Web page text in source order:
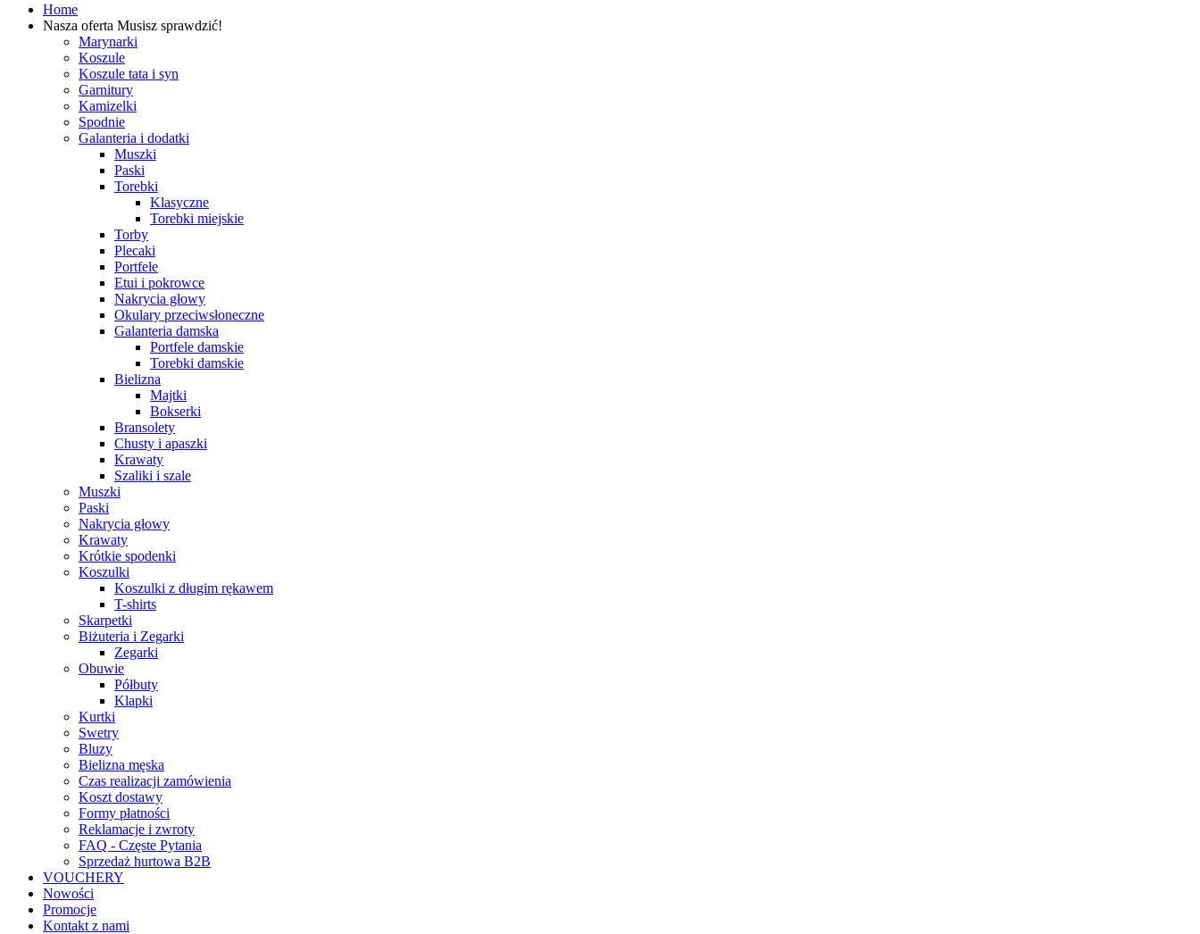
Home
Nasza oferta Musisz sprawdzić!
Marynarki
Koszule
Koszule tata i syn
Garnitury
Kamizelki
Spodnie
Galanteria i dodatki
Muszki
Paski
Torebki
Klasyczne
Torebki miejskie
Torby
Plecaki
Portfele
Etui i pokrowce
Nakrycia głowy
Okulary przeciwsłoneczne
Galanteria damska
Portfele damskie
Torebki damskie
Bielizna
Majtki
Bokserki
Bransolety
Chusty i apaszki
Krawaty
Szaliki i szale
Muszki
Paski
Nakrycia głowy
Krawaty
Krótkie spodenki
Koszulki
Koszulki z długim rękawem
T-shirts
Skarpetki
Biżuteria i Zegarki
Zegarki
Obuwie
Półbuty
Klapki
Kurtki
Swetry
Bluzy
Bielizna męska
Czas realizacji zamówienia
Koszt dostawy
Formy płatności
Reklamacje i zwroty
FAQ - Częste Pytania
Sprzedaż hurtowa B2B
VOUCHERY
Nowości
Promocje
Kontakt z nami